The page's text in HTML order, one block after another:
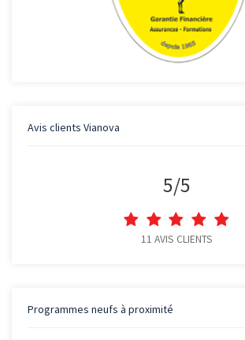
Avis clients Vianova
5/5
11 AVIS CLIENTS
Programmes neufs à proximité